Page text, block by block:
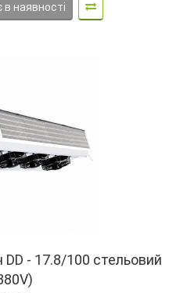
в наявності
- 17.8/100 стельовий